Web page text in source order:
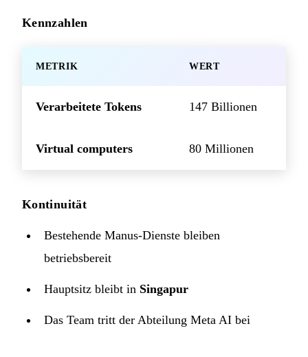
Kennzahlen
METRIK WERT
Verarbeitete Tokens 147 Billionen
Virtual computers 80 Millionen
Kontinuität
Bestehende Manus-Dienste bleiben
betriebsbereit
Hauptsitz bleibt in Singapur
Das Team tritt der Abteilung Meta AI bei